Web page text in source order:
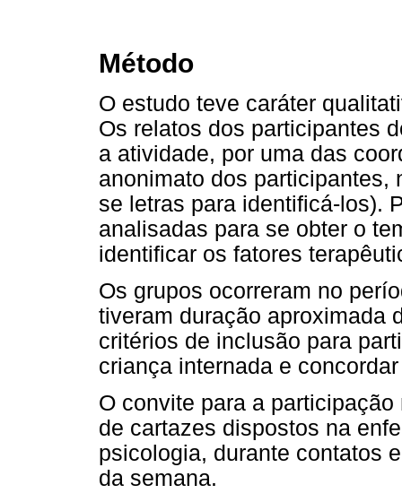
Método
O estudo teve caráter
Os relatos dos participantes
a atividade, por uma das
anonimato dos participantes,
se letras para identificá-los).
analisadas para se obter o
identificar os fatores
Os grupos ocorreram no
tiveram duração aproximada
critérios de inclusão para
criança internada e
O convite para a
de cartazes dispostos na
psicologia, durante contatos
da semana.